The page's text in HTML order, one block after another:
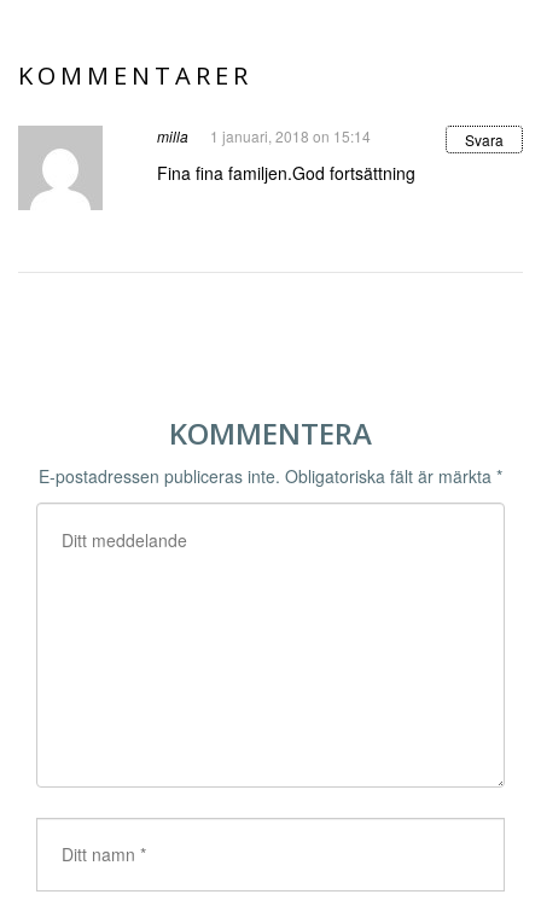
KOMMENTARER
milla 1 januari, 2018 on 15:14 Svara
Fina fina familjen.God fortsättning
KOMMENTERA
E-postadressen publiceras inte. Obligatoriska fält är märkta *